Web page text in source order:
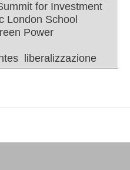
for Investment
London School
Power
liberalizzazione